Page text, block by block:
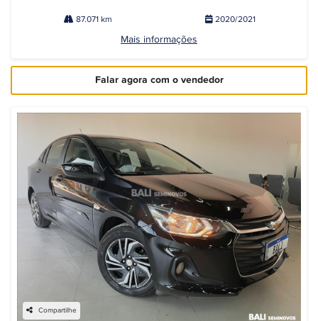
87.071 km 2020/2021
Mais informações
Falar agora com o vendedor
Compartilhe